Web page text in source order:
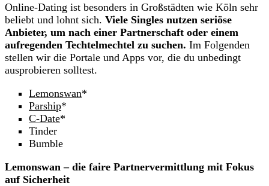
Online-Dating ist besonders in Großstädten wie Köln sehr
beliebt und lohnt sich. Viele Singles nutzen seriöse
Anbieter, um nach einer Partnerschaft oder einem
aufregenden Techtelmechtel zu suchen. Im Folgenden
stellen wir die Portale und Apps vor, die du unbedingt
ausprobieren solltest.
Lemonswan*
Parship*
C-Date*
Tinder
Bumble
Lemonswan – die faire Partnervermittlung mit Fokus
auf Sicherheit